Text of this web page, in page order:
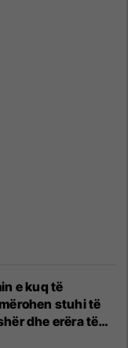
e kuq të
stuhi të
dhe erëra të